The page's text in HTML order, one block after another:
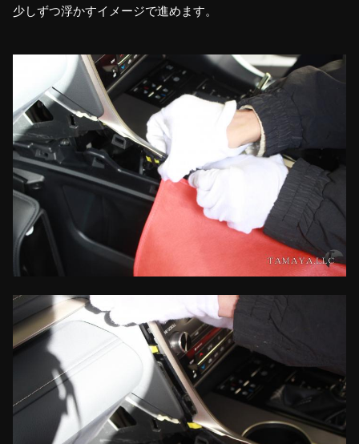
少しずつ浮かすイメージで進めます。